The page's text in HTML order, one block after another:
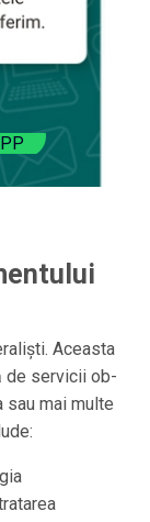
Aceasta
de servicii ob-
mai multe